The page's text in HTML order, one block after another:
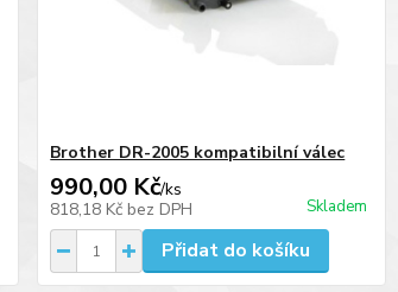
Brother DR-2005 kompatibilní válec
990,00 Kč/ks
818,18 Kč bez DPH Skladem
Přidat do košíku